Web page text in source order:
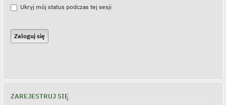
Ukryj mój status podczas tej sesji
ZAREJESTRUJ SIĘ